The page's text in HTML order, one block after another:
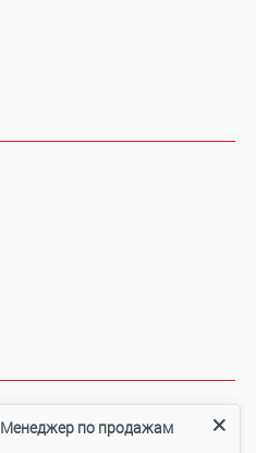
Менеджер по продажам